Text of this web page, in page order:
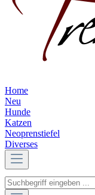
Home
Neu
Hunde
Katzen
Neoprenstiefel
Diverses